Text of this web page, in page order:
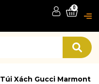
0
Túi Xách Gucci Marmont